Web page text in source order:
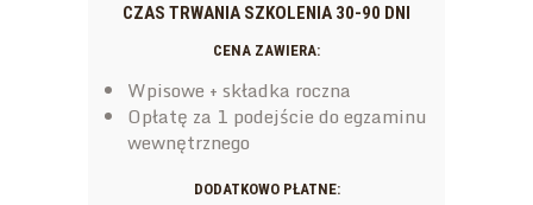
CZAS TRWANIA SZKOLENIA 30-90 DNI
CENA ZAWIERA:
Wpisowe + składka roczna
Opłatę za 1 podejście do egzaminu
wewnętrznego
DODATKOWO PŁATNE: